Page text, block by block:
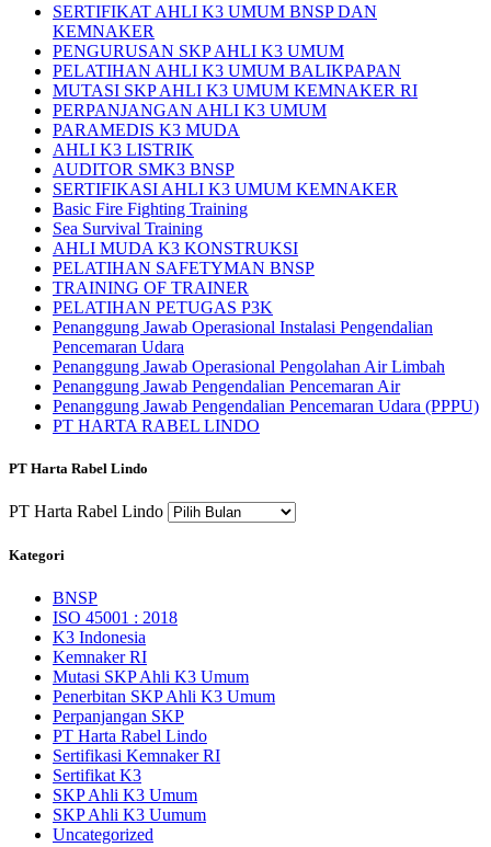
SERTIFIKAT AHLI K3 UMUM BNSP DAN
KEMNAKER
PENGURUSAN SKP AHLI K3 UMUM
PELATIHAN AHLI K3 UMUM BALIKPAPAN
MUTASI SKP AHLI K3 UMUM KEMNAKER RI
PERPANJANGAN AHLI K3 UMUM
PARAMEDIS K3 MUDA
AHLI K3 LISTRIK
AUDITOR SMK3 BNSP
SERTIFIKASI AHLI K3 UMUM KEMNAKER
Basic Fire Fighting Training
Sea Survival Training
AHLI MUDA K3 KONSTRUKSI
PELATIHAN SAFETYMAN BNSP
TRAINING OF TRAINER
PELATIHAN PETUGAS P3K
Penanggung Jawab Operasional Instalasi Pengendalian
Pencemaran Udara
Penanggung Jawab Operasional Pengolahan Air Limbah
Penanggung Jawab Pengendalian Pencemaran Air
Penanggung Jawab Pengendalian Pencemaran Udara (PPPU)
PT HARTA RABEL LINDO
PT Harta Rabel Lindo
PT Harta Rabel Lindo
Kategori
BNSP
ISO 45001 : 2018
K3 Indonesia
Kemnaker RI
Mutasi SKP Ahli K3 Umum
Penerbitan SKP Ahli K3 Umum
Perpanjangan SKP
PT Harta Rabel Lindo
Sertifikasi Kemnaker RI
Sertifikat K3
SKP Ahli K3 Umum
SKP Ahli K3 Uumum
Uncategorized